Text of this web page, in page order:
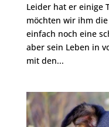
Leider hat er einige
möchten wir ihm
einfach noch eine
aber sein Leben in
mit den...